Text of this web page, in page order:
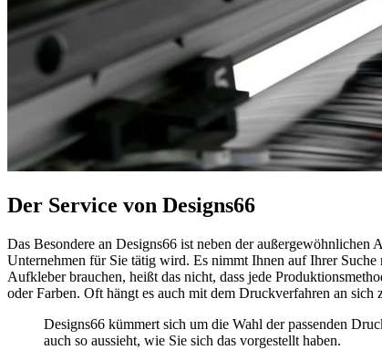
Der Service von Designs66
Das Besondere an Designs66 ist neben der außergewöhnlichen
Unternehmen für Sie tätig wird. Es nimmt Ihnen auf Ihrer
Aufkleber brauchen, heißt das nicht, dass jede
oder Farben. Oft hängt es auch mit dem Druckverfahren an
Designs66 kümmert sich um die Wahl der passenden
auch so aussieht, wie Sie sich das vorgestellt haben.